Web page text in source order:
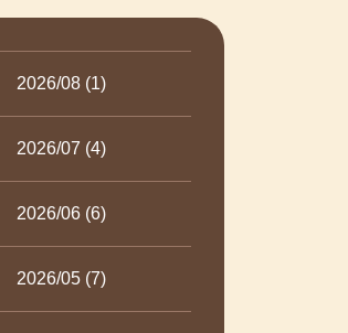
2026/08 (1)
2026/07 (4)
2026/06 (6)
2026/05 (7)